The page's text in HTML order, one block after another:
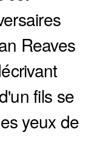
Reaves
fils se
yeux de